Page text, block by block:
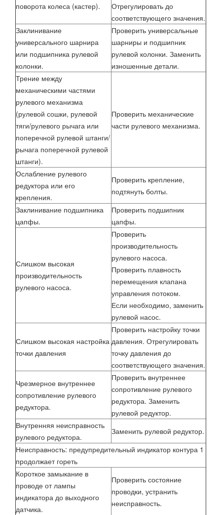
поворота колеса (кастер).
Отрегулировать до
соответствующего значения.
Заклинивание
универсального шарнира
или подшипника рулевой
колонки.
Проверить универсальные
шарниры и подшипник
рулевой колонки. Заменить
изношенные детали.
Трение между
механическими частями
рулевого механизма
(рулевой сошки, рулевой
тяги/рулевого рычага или
поперечной рулевой штанги/
рычага поперечной рулевой
штанги).
Проверить механические
части рулевого механизма.
Ослабление рулевого
редуктора или его
крепления.
Проверить крепление,
подтянуть болты.
Заклинивание подшипника
цапфы.
Проверить подшипник
цапфы.
Слишком высокая
производительность
рулевого насоса.
Проверить
производительность
рулевого насоса.
Проверить плавность
перемещения клапана
управления потоком.
Если необходимо, заменить
рулевой насос.
Слишком высокая настройка
точки давления
Проверить настройку точки
давления. Отрегулировать
точку давления до
соответствующего значения.
Чрезмерное внутреннее
сопротивление рулевого
редуктора.
Проверить внутреннее
сопротивление рулевого
редуктора. Заменить
рулевой редуктор.
Внутренняя неисправность
рулевого редуктора.
Заменить рулевой редуктор.
Неисправность: предупредительный индикатор контура 1
продолжает гореть
Короткое замыкание в
проводе от лампы
индикатора до выходного
датчика.
Проверить состояние
проводки, устранить
неисправность.